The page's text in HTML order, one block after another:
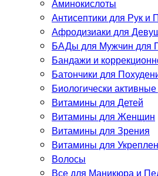
Аминокислоты
Антисептики для Рук и
Афродизиаки для
БАДы для Мужчин для
Бандажи и
Батончики для
Биологически
Витамины для Детей
Витамины для Женщин
Витамины для Зрения
Витамины для
Волосы
Все для Маникюра и